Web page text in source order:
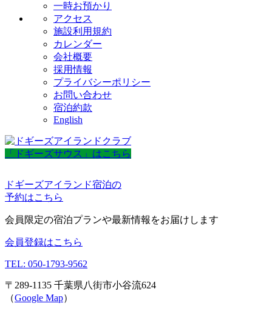
一時お預かり
アクセス
施設利用規約
カレンダー
会社概要
採用情報
プライバシーポリシー
お問い合わせ
宿泊約款
English
「ドギーズサウス」はこちら
ドギーズアイランド宿泊の
予約はこちら
会員限定の宿泊プランや最新情報をお届けします
会員登録はこちら
TEL: 050-1793-9562
〒289-1135 千葉県八街市小谷流624
（Google Map）